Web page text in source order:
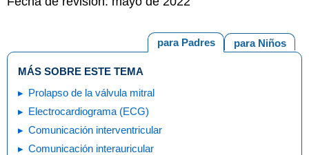
para Niños
para Padres
MÁS SOBRE ESTE TEMA
Prolapso de la válvula mitral
Electrocardiograma (ECG)
Comunicación interventricular
Comunicación interauricular